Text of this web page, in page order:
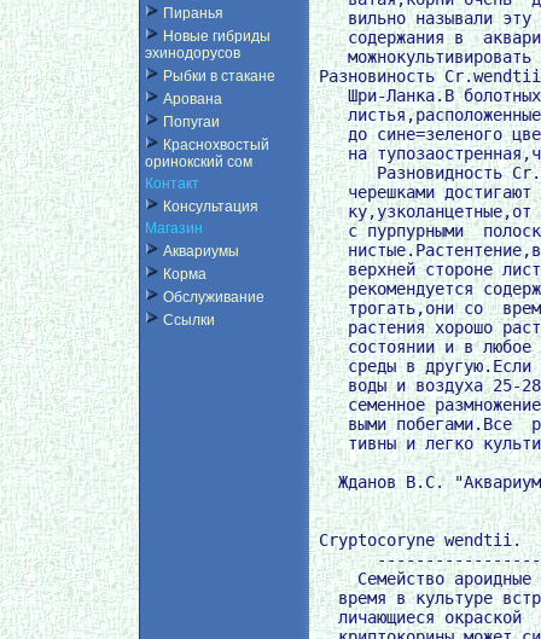
Пиранья
Новые гибриды
эхинодорусов
Рыбки в стакане
Арована
Попугаи
Краснохвостый
оринокский сом
Контакт
Консультация
Магазин
Аквариумы
Корма
Обслуживание
Ссылки